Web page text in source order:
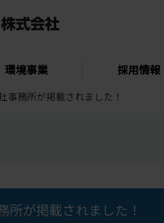
環境事業 採用情報
事務所が掲載されました！
所が掲載されました！